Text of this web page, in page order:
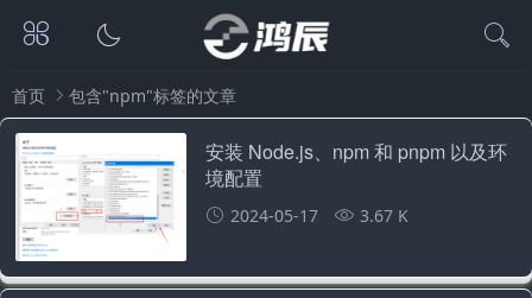
首页 包含"npm"标签的文章
安装 Node.js、npm 和 pnpm 以及环
境配置
2024-05-17 3.67 K